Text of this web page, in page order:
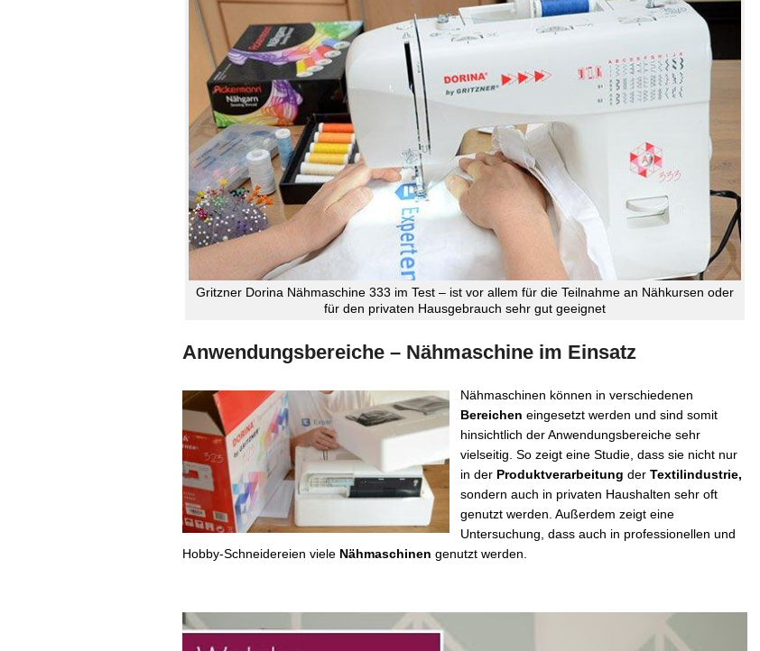
Gritzner Dorina Nähmaschine 333 im Test – ist vor allem für die Teilnahme an Nähkursen oder
für den privaten Hausgebrauch sehr gut geeignet
Anwendungsbereiche – Nähmaschine im Einsatz
Nähmaschinen können in verschiedenen
Bereichen eingesetzt werden und sind somit
hinsichtlich der Anwendungsbereiche sehr
vielseitig. So zeigt eine Studie, dass sie nicht nur
in der Produktverarbeitung der Textilindustrie,
sondern auch in privaten Haushalten sehr oft
genutzt werden. Außerdem zeigt eine
Untersuchung, dass auch in professionellen und
Hobby-Schneidereien viele Nähmaschinen genutzt werden.